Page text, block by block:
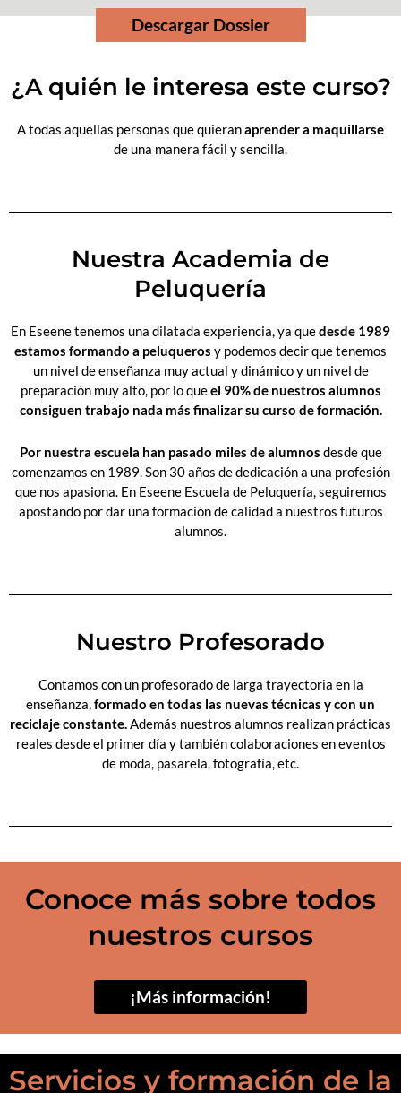
Descargar Dossier
¿A quién le interesa este curso?
A todas aquellas personas que quieranaprender a maquillarse
de una manera fácil y sencilla.
Nuestra Academia de
Peluquería
En Eseene tenemos una dilatada experiencia, ya quedesde 1989
estamos formando a peluqueros y podemos decir que tenemos
un nivel de enseñanza muy actual y dinámico y un nivel de
preparación muy alto, por lo queel 90% de nuestros alumnos
consiguen trabajo nada más finalizar su curso de formación.
Por nuestra escuela han pasado miles de alumnos desde que
comenzamos en 1989. Son 30 años de dedicación a una profesión
que nos apasiona. En Eseene Escuela de Peluquería, seguiremos
apostando por dar una formación de calidad a nuestros futuros
alumnos.
Nuestro Profesorado
Contamos con un profesorado de larga trayectoria en la
enseñanza, formado en todas las nuevas técnicas y con un
reciclaje constante. Además nuestros alumnos realizan prácticas
reales desde el primer día y también colaboraciones en eventos
de moda, pasarela, fotografía, etc.
Conoce más sobre todos
nuestros cursos
¡Más información!
Servicios y formación de la